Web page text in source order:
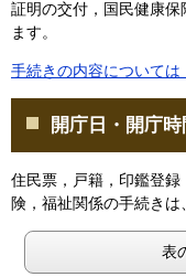
証明の交付，国民健康
ます。
手続きの内容については
開庁日・開庁時
住民票，戸籍，印鑑登
険，福祉関係の手続きは
表